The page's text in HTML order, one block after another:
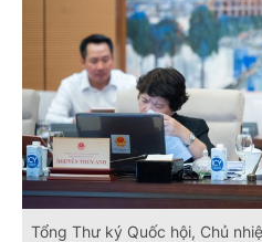
Tổng Thư ký Quốc hội, Chủ